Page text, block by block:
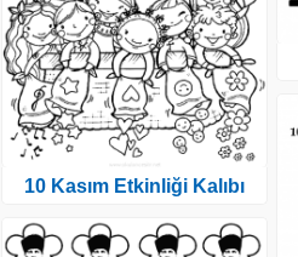
10 Kasım Etkinliği Kalıbı